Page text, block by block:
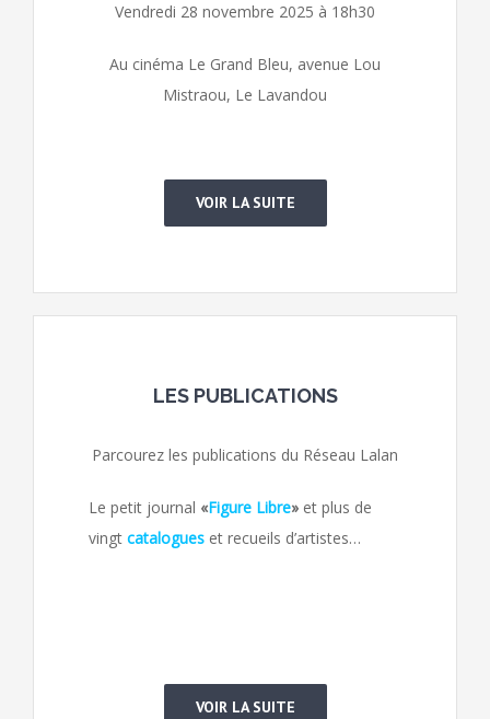
Vendredi 28 novembre 2025 à 18h30
Au cinéma Le Grand Bleu, avenue Lou
Mistraou, Le Lavandou
VOIR LA SUITE
LES PUBLICATIONS
Parcourez les publications du Réseau Lalan
Le petit journal «Figure Libre» et plus de
vingt catalogues et recueils d’artistes…
VOIR LA SUITE